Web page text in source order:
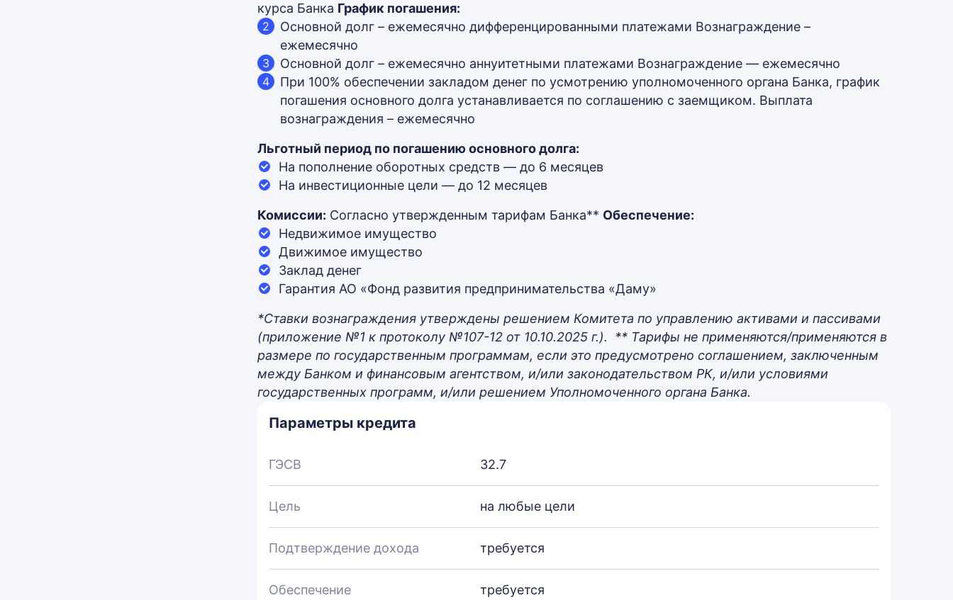
курса Банка График погашения:
Основной долг – ежемесячно дифференцированными платежами Вознаграждение –
ежемесячно
Основной долг – ежемесячно аннуитетными платежами Вознаграждение — ежемесячно
При 100% обеспечении закладом денег по усмотрению уполномоченного органа Банка, график
погашения основного долга устанавливается по соглашению с заемщиком. Выплата
вознаграждения – ежемесячно
Льготный период по погашению основного долга:
На пополнение оборотных средств — до 6 месяцев
На инвестиционные цели — до 12 месяцев
Комиссии: Согласно утвержденным тарифам Банка** Обеспечение:
Недвижимое имущество
Движимое имущество
Заклад денег
Гарантия АО «Фонд развития предпринимательства «Даму»
*Ставки вознаграждения утверждены решением Комитета по управлению активами и пассивами
(приложение №1 к протоколу №107-12 от 10.10.2025 г.).
** Тарифы не применяются/применяются в
размере по государственным программам, если это предусмотрено соглашением, заключенным
между Банком и финансовым агентством, и/или законодательством РК, и/или условиями
государственных программ, и/или решением Уполномоченного органа Банка.
Параметры кредита
ГЭСВ 32.7
Цель на любые цели
Подтверждение дохода требуется
Обеспечение требуется